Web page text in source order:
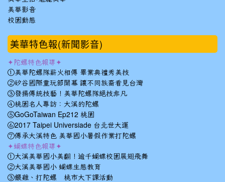
美華影音
校園動態
美華特色報(新聞影音)
✦陀螺特色報導✦
①美華陀螺隊薪火相傳 畢業典禮秀美技
②矽谷國際童玩節開幕 讓不同族裔看見台灣
③發揚傳統技藝！美華陀螺隊絕技非凡
④桃園名人專訪：大溪的陀螺
⑤GoGoTaiwan Ep212 桃園
⑥2017 Taipei Universiade 台北世大運
⑦傳承大溪特色 美華國小暑假作業打陀螺
✦蝴蝶特色報導✦
①大溪美華國小美翻！逾千蝴蝶校園展翅飛舞
②大溪美華國小 蝴蝶生態教育
③餵雞、打陀螺 桃市大下課活動